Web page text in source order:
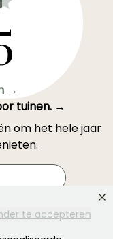
te accepteren
→
tuinen. →
om het hele jaar